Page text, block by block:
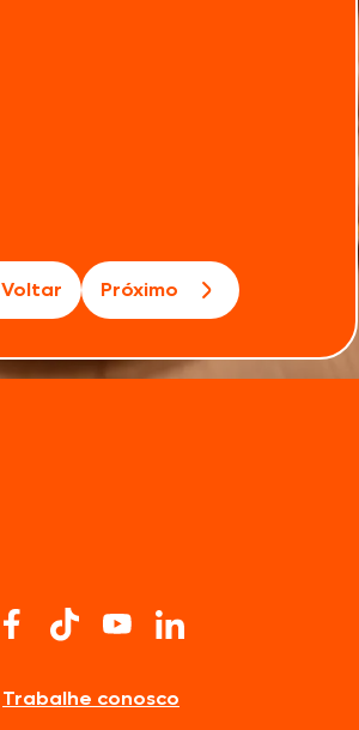
Voltar Próximo
Trabalhe conosco